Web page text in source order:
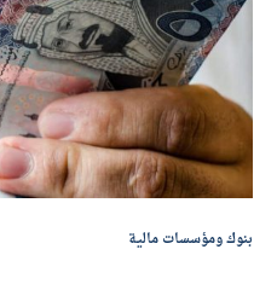
بنوك ومؤسسات مالية